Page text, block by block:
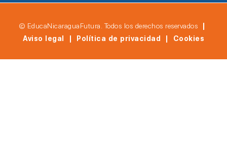
© EducaNicaraguaFutura. Todos los derechos reservados
Aviso legal | Política de privacidad | Cookies